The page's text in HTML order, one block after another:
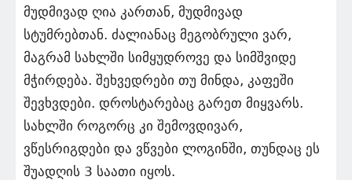
მუდმივად ღია კართან, მუდმივად
სტუმრებთან. ძალიანაც მეგობრული ვარ,
მაგრამ სახლში სიმყუდროვე და სიმშვიდე
მჭირდება. შეხვედრები თუ მინდა, კაფეში
შევხვდები. დროსტარებაც გარეთ მიყვარს.
სახლში როგორც კი შემოვდივარ,
ვწესრიგდები და ვწვები ლოგინში, თუნდაც ეს
შუადღის 3 საათი იყოს.